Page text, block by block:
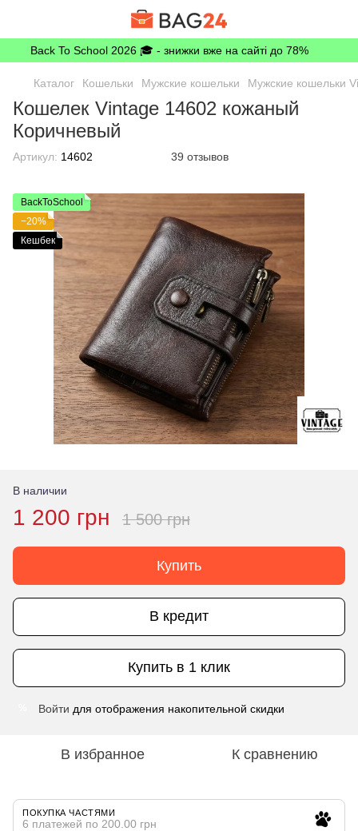
Back To School 2026 🎓 - знижки вже на сайті до 78%
Каталог Кошельки Мужские кошельки Мужские кошельки
Кошелек Vintage 14602 кожаный
Коричневый
Артикул: 14602 39 отзывов
BackToSchool
−20%
Кешбек
В наличии
1 200 грн 1 500 грн
Купить
В кредит
Купить в 1 клик
Войти для отображения накопительной скидки
В избранное К сравнению
ПОКУПКА ЧАСТЯМИ
6 платежей по 200.00 грн